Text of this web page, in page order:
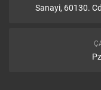
Sanayi, 60130.